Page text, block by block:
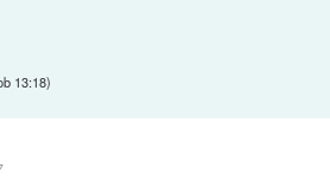
13:18)